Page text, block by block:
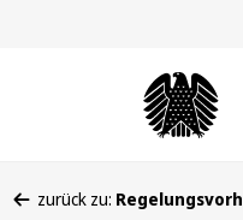
zurück zu: